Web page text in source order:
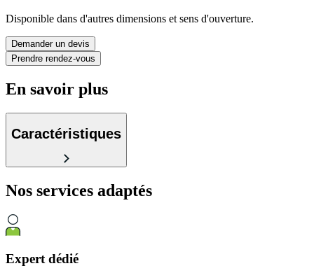
Disponible dans d'autres dimensions et sens d'ouverture.
Demander un devis
Prendre rendez-vous
En savoir plus
Caractéristiques
Nos services adaptés
Expert dédié